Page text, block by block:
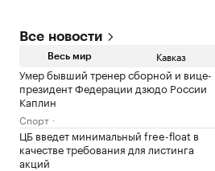
Все новости
Весь мир Кавказ
Умер бывший тренер сборной и вице-
президент Федерации дзюдо России
Каплин
Спорт
ЦБ введет минимальный free-float в
качестве требования для листинга
акций